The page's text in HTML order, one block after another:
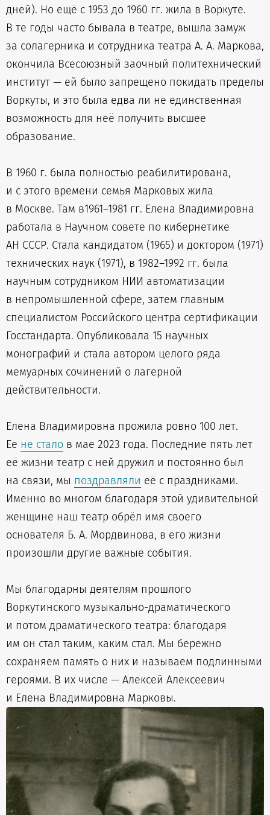
дней). Но ещё с 1953 до 1960 гг. жила в Воркуте.
В те годы часто бывала в театре, вышла замуж
за солагерника и сотрудника театра А. А. Маркова,
окончила Всесоюзный заочный политехнический
институт — ей было запрещено покидать пределы
Воркуты, и это была едва ли не единственная
возможность для неё получить высшее
образование.
В 1960 г. была полностью реабилитирована,
и с этого времени семья Марковых жила
в Москве. Там в1961–1981 гг. Елена Владимировна
работала в Научном совете по кибернетике
АН СССР. Стала кандидатом (1965) и доктором (1971)
технических наук (1971), в 1982–1992 гг. была
научным сотрудником НИИ автоматизации
в непромышленной сфере, затем главным
специалистом Российского центра сертификации
Госстандарта. Опубликовала 15 научных
монографий и стала автором целого ряда
мемуарных сочинений о лагерной
действительности.
Елена Владимировна прожила ровно 100 лет.
Ее не стало в мае 2023 года. Последние пять лет
её жизни театр с ней дружил и постоянно был
на связи, мы поздравляли её с праздниками.
Именно во многом благодаря этой удивительной
женщине наш театр обрёл имя своего
основателя Б. А. Мордвинова, в его жизни
произошли другие важные события.
Мы благодарны деятелям прошлого
Воркутинского музыкально-драматического
и потом драматического театра: благодаря
им он стал таким, каким стал. Мы бережно
сохраняем память о них и называем подлинными
героями. В их числе — Алексей Алексеевич
и Елена Владимировна Марковы.